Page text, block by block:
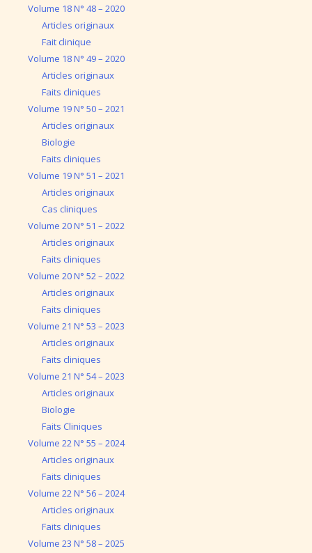
Volume 18 N° 48 – 2020
Articles originaux
Fait clinique
Volume 18 N° 49 – 2020
Articles originaux
Faits cliniques
Volume 19 N° 50 – 2021
Articles originaux
Biologie
Faits cliniques
Volume 19 N° 51 – 2021
Articles originaux
Cas cliniques
Volume 20 N° 51 – 2022
Articles originaux
Faits cliniques
Volume 20 N° 52 – 2022
Articles originaux
Faits cliniques
Volume 21 N° 53 – 2023
Articles originaux
Faits cliniques
Volume 21 N° 54 – 2023
Articles originaux
Biologie
Faits Cliniques
Volume 22 N° 55 – 2024
Articles originaux
Faits cliniques
Volume 22 N° 56 – 2024
Articles originaux
Faits cliniques
Volume 23 N° 58 – 2025